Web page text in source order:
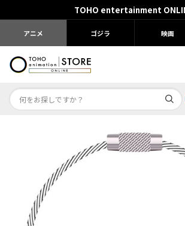
TOHO entertainment
アニメ ゴジラ 映画
Dr.STONE STONE FES.2026
映画ちいかわ
じゅじゅフェス 2026
薬屋のひとりごと 夏の園遊会2026